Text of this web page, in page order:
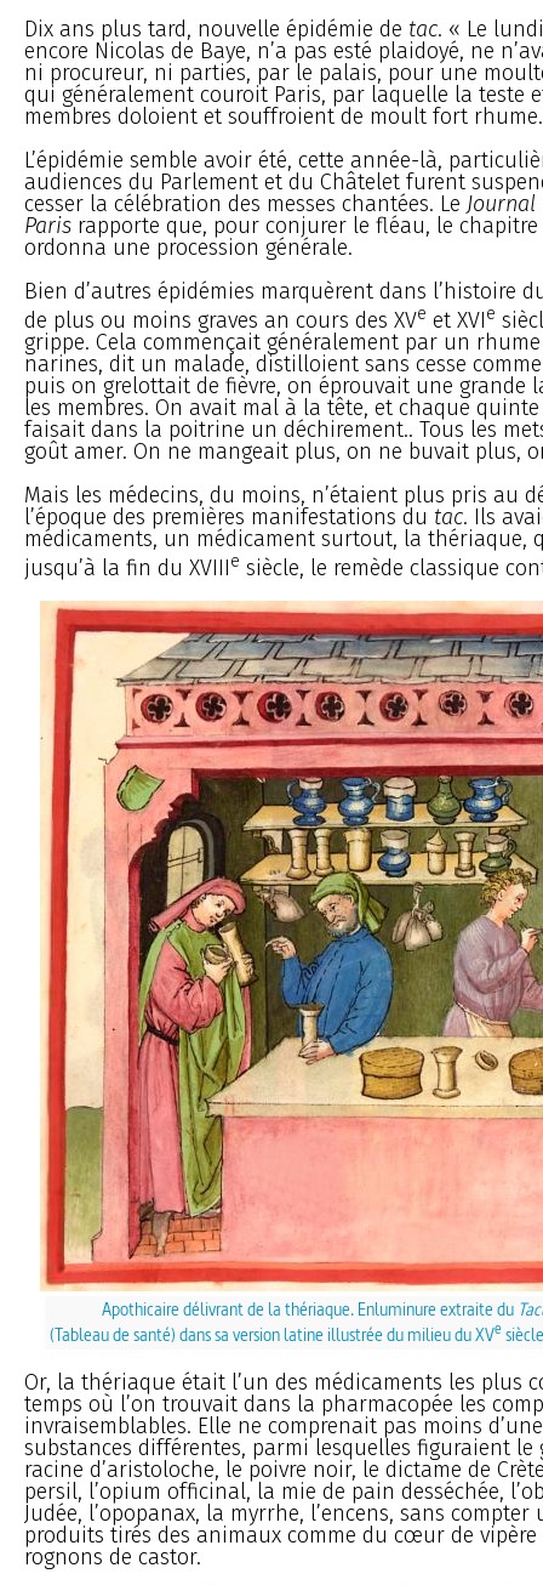
Dix ans plus tard, nouvelle épidémie de tac. « Le
encore Nicolas de Baye, n’a pas esté plaidoyé, ne
ni procureur, ni parties, par le palais, pour une
qui généralement couroit Paris, par laquelle la teste
membres doloient et souffroient de moult fort
L’épidémie semble avoir été, cette année-là,
audiences du Parlement et du Châtelet furent
cesser la célébration des messes chantées. Le Journal
Paris rapporte que, pour conjurer le fléau, le chapitre
ordonna une procession générale.
Bien d’autres épidémies marquèrent dans l’histoire
de plus ou moins graves an cours des XVe et XVIe
grippe. Cela commençait généralement par un rhume
narines, dit un malade, distilloient sans cesse
puis on grelottait de fièvre, on éprouvait une grande
les membres. On avait mal à la tête, et chaque
faisait dans la poitrine un déchirement.. Tous les
goût amer. On ne mangeait plus, on ne buvait plus,
Mais les médecins, du moins, n’étaient plus pris au
l’époque des premières manifestations du tac. Ils
médicaments, un médicament surtout, la thériaque,
jusqu’à la fin du XVIIIe siècle, le remède classique
Apothicaire délivrant de la thériaque. Enluminure extraite du
(Tableau de santé) dans sa version latine illustrée du milieu du XVe
Or, la thériaque était l’un des médicaments les plus
temps où l’on trouvait dans la pharmacopée les
invraisemblables. Elle ne comprenait pas moins
substances différentes, parmi lesquelles figuraient le
racine d’aristoloche, le poivre noir, le dictame de
persil, l’opium officinal, la mie de pain desséchée,
Judée, l’opopanax, la myrrhe, l’encens, sans
produits tirés des animaux comme du cœur de vipère
rognons de castor.